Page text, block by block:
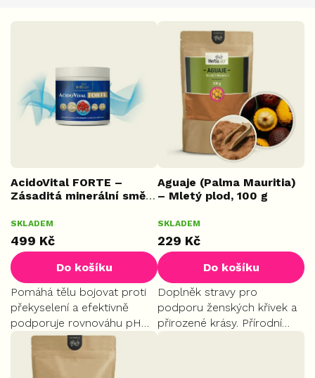
AcidoVital FORTE –
Zásaditá minerální směs,
SKLADEM
499 Kč
Do košíku
Pomáhá tělu bojovat proti
překyselení a efektivně
podporuje rovnováhu pH
krve. Obsahuje Aquamin –
unikátní mořský zdroj
vápníku a hořčíku.
Aguaje (Palma Mauritia)
– Mletý plod, 100 g
SKLADEM
229 Kč
Do košíku
Doplněk stravy pro
podporu ženských křivek a
přirozené krásy. Přírodní
cesta k hormonální